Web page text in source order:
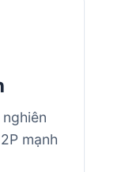
mạnh